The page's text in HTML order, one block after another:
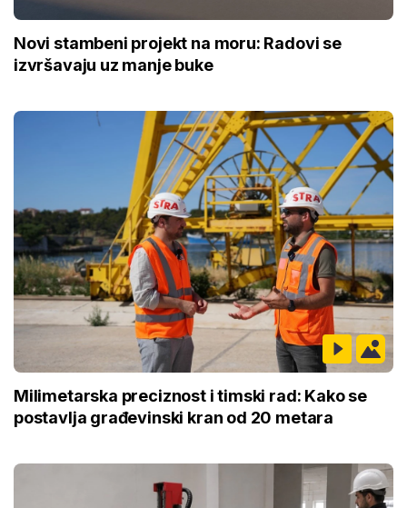
Novi stambeni projekt na moru: Radovi se
izvršavaju uz manje buke
Milimetarska preciznost i timski rad: Kako se
postavlja građevinski kran od 20 metara